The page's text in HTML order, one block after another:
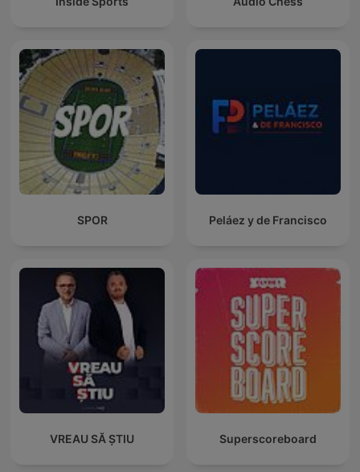
SPOR Peláez y de Francisco
VREAU SĂ ȘTIU Superscoreboard